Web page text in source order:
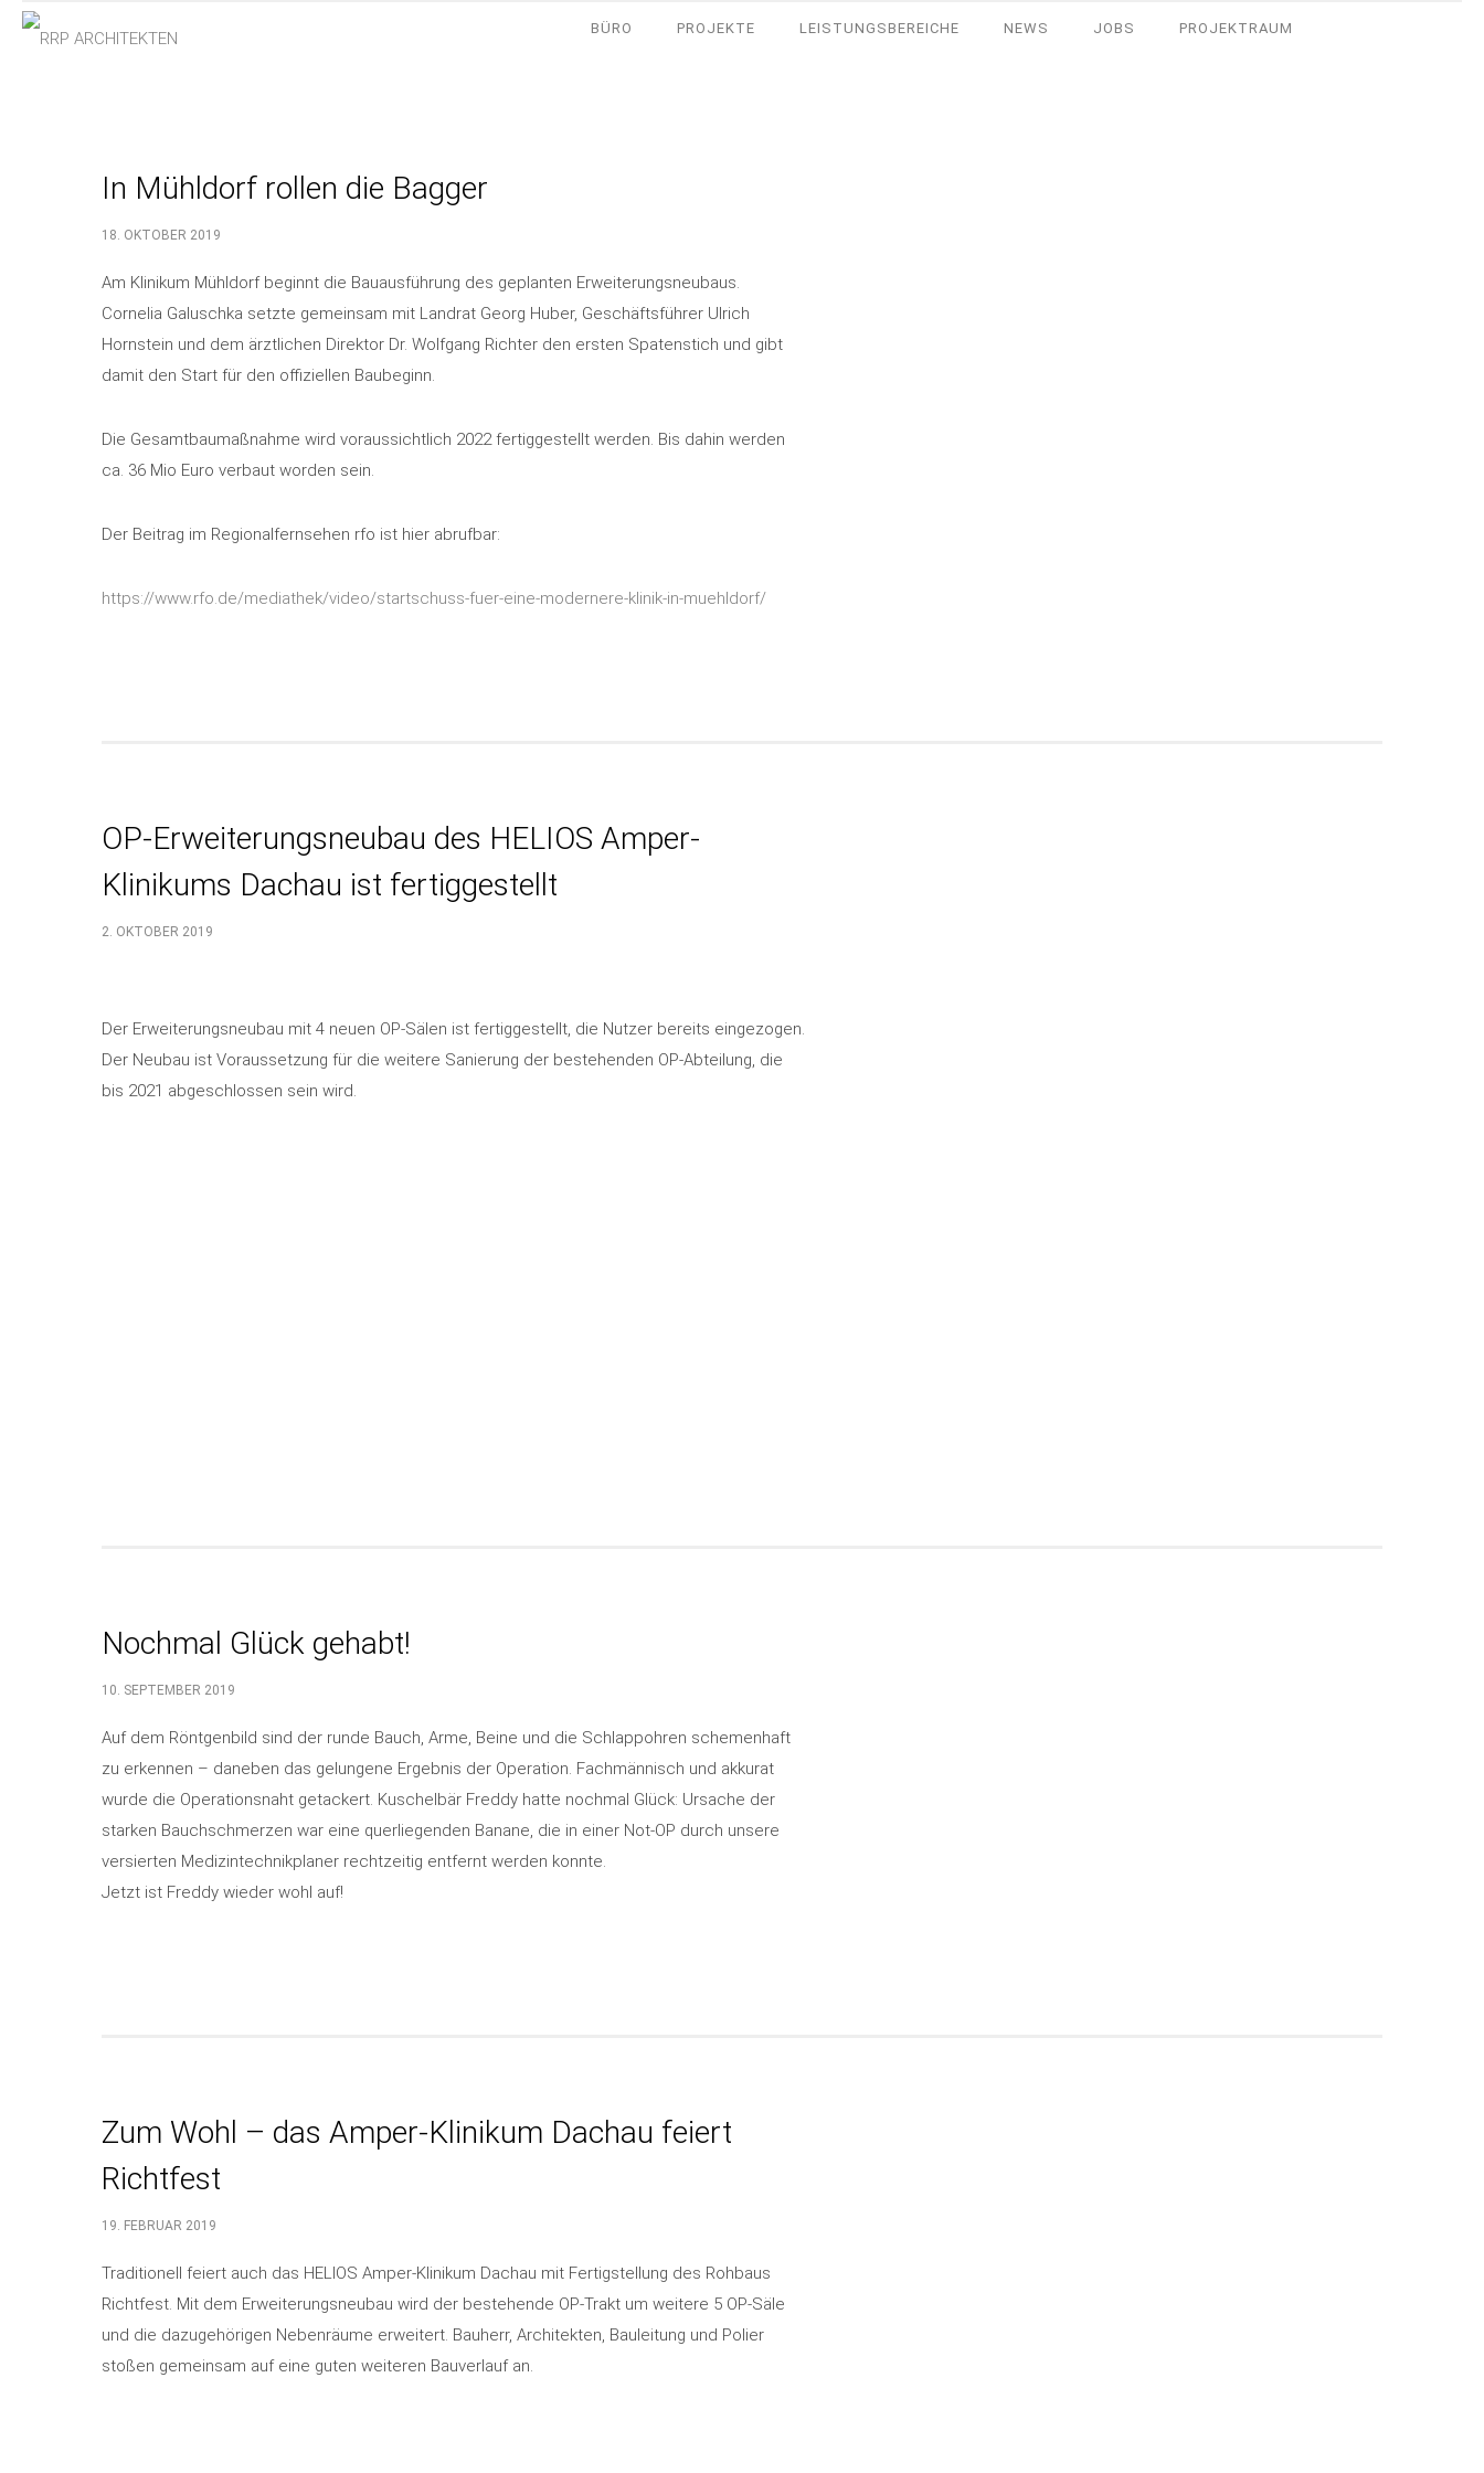
BÜRO PROJEKTE LEISTUNGSBEREICHE NEWS JOBS PROJEKTRAUM
In Mühldorf rollen die Bagger
18. OKTOBER 2019
Am Klinikum Mühldorf beginnt die Bauausführung des geplanten Erweiterungsneubaus.
Cornelia Galuschka setzte gemeinsam mit Landrat Georg Huber, Geschäftsführer Ulrich
Hornstein und dem ärztlichen Direktor Dr. Wolfgang Richter den ersten Spatenstich und gibt
damit den Start für den offiziellen Baubeginn.
Die Gesamtbaumaßnahme wird voraussichtlich 2022 fertiggestellt werden. Bis dahin werden
ca. 36 Mio Euro verbaut worden sein.
Der Beitrag im Regionalfernsehen rfo ist hier abrufbar:
https://www.rfo.de/mediathek/video/startschuss-fuer-eine-modernere-klinik-in-muehldorf/
OP-Erweiterungsneubau des HELIOS Amper-
Klinikums Dachau ist fertiggestellt
2. OKTOBER 2019
Der Erweiterungsneubau mit 4 neuen OP-Sälen ist fertiggestellt, die Nutzer bereits eingezogen.
Der Neubau ist Voraussetzung für die weitere Sanierung der bestehenden OP-Abteilung, die
bis 2021 abgeschlossen sein wird.
Nochmal Glück gehabt!
10. SEPTEMBER 2019
Auf dem Röntgenbild sind der runde Bauch, Arme, Beine und die Schlappohren schemenhaft
zu erkennen – daneben das gelungene Ergebnis der Operation. Fachmännisch und akkurat
wurde die Operationsnaht getackert. Kuschelbär Freddy hatte nochmal Glück: Ursache der
starken Bauchschmerzen war eine querliegenden Banane, die in einer Not-OP durch unsere
versierten Medizintechnikplaner rechtzeitig entfernt werden konnte.
Jetzt ist Freddy wieder wohl auf!
Zum Wohl – das Amper-Klinikum Dachau feiert
Richtfest
19. FEBRUAR 2019
Traditionell feiert auch das HELIOS Amper-Klinikum Dachau mit Fertigstellung des Rohbaus
Richtfest. Mit dem Erweiterungsneubau wird der bestehende OP-Trakt um weitere 5 OP-Säle
und die dazugehörigen Nebenräume erweitert. Bauherr, Architekten, Bauleitung und Polier
stoßen gemeinsam auf eine guten weiteren Bauverlauf an.